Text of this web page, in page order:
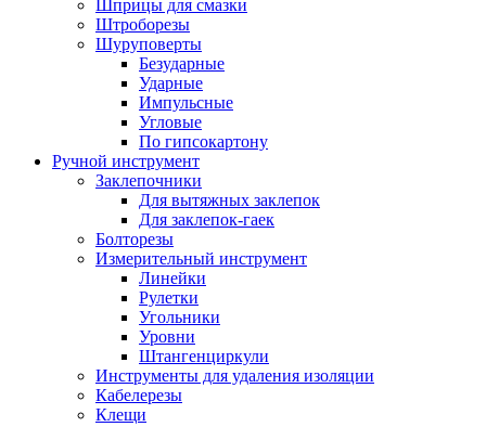
Шприцы для смазки
Штроборезы
Шуруповерты
Безударные
Ударные
Импульсные
Угловые
По гипсокартону
Ручной инструмент
Заклепочники
Для вытяжных заклепок
Для заклепок-гаек
Болторезы
Измерительный инструмент
Линейки
Рулетки
Угольники
Уровни
Штангенциркули
Инструменты для удаления изоляции
Кабелерезы
Клещи